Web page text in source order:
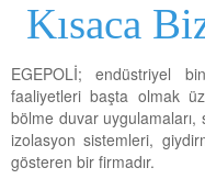
Kısaca
EGEPOLİ; endüstriyel
faaliyetleri başta olmak
bölme duvar uygulamaları,
izolasyon sistemleri,
gösteren bir firmadır.
Çözüm Ortaklarımız
N5T AKUSTİK ÇATI
WDW
W40 CEPHE PANELİ
W40 SİNÜS CEPHE